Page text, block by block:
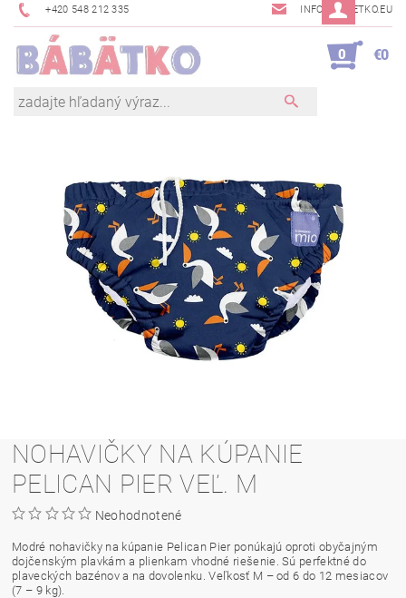
+420 548 212 335 INFO@BABETKO.EU
0 €0
NOHAVIČKY NA KÚPANIE
PELICAN PIER VEĽ. M
Neohodnotené
Modré nohavičky na kúpanie Pelican Pier ponúkajú oproti obyčajným
dojčenským plavkám a plienkam vhodné riešenie. Sú perfektné do
plaveckých bazénov a na dovolenku. Veľkosť M – od 6 do 12 mesiacov
(7 – 9 kg).